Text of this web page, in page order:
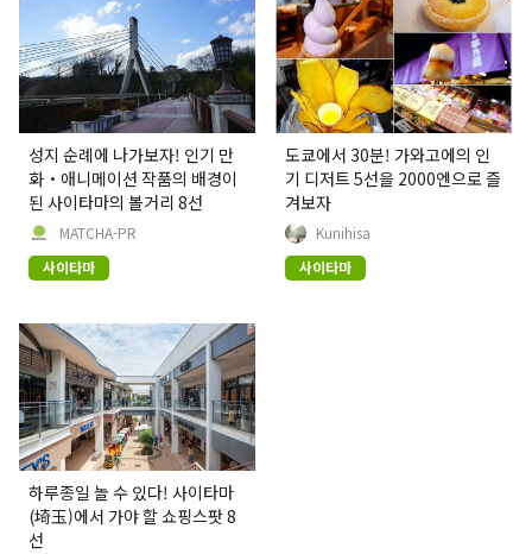
성지 순례에 나가보자! 인기 만
화・애니메이션 작품의 배경이
된 사이타마의 볼거리 8선
MATCHA-PR
사이타마
도쿄에서 30분! 가와고에의 인
기 디저트 5선을 2000엔으로 즐
겨보자
Kunihisa
사이타마
하루종일 놀 수 있다! 사이타마
(埼玉)에서 가야 할 쇼핑스팟 8
선